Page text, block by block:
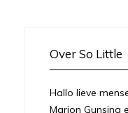
Over So Little
Hallo lieve
Marjon Gunsing